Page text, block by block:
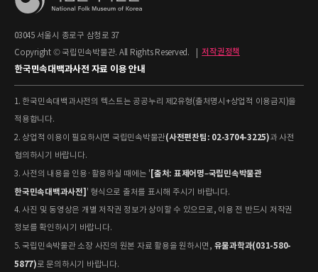
03045 서울시 종로구 삼청로 37
Copyright © 국립민속박물관. All Rights Reserved.
저작권정책
한국민속대백과사전 자료 이용 안내
1. 한국민속대백과사전의 텍스트는 공공누리 제2유형(출처명시+상업적 이용금지)을
적용합니다.
2. 상업적 이용이 필요하시면 국립민속박물관(사전편찬팀: 02-3704-3225)과 사전
협의하시기 바랍니다.
3. 사전의 내용을 인용·활용하실 때에는 '[출처: 표제어명–국립민속박물관
한국민속대백과사전]' 형식으로 출처를 표시해 주시기 바랍니다.
4. 사진 및 동영상은 개별 저작권 정보가 상이할 수 있으므로, 이용 전 반드시 저작권
정보를 확인하시기 바랍니다.
5. 국립민속박물관 소장 사진의 원본 자료 활용을 원하시면, 유물과학과(031-580-
5877) 로 문의하시기 바랍니다.